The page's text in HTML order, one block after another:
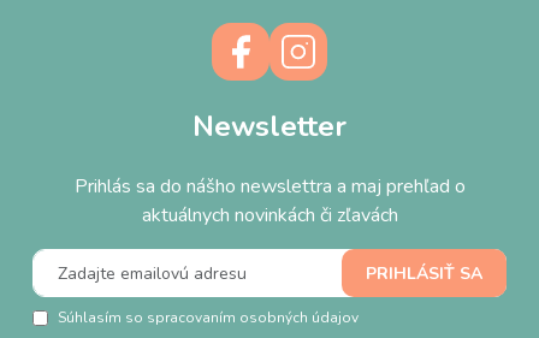
Newsletter
Prihlás sa do nášho newslettra a maj prehľad o
aktuálnych novinkách či zľavách
Súhlasím so spracovaním osobných údajov